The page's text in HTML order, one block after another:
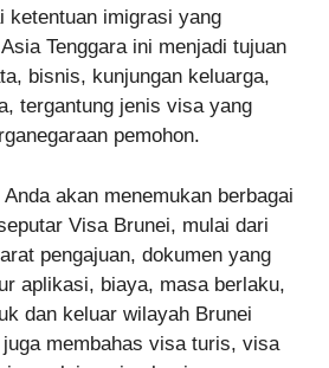
ketentuan imigrasi yang
Tenggara ini menjadi tujuan
bisnis, kunjungan keluarga,
tergantung jenis visa yang
pemohon.
akan menemukan berbagai
Visa Brunei, mulai dari
pengajuan, dokumen yang
aplikasi, biaya, masa berlaku,
dan keluar wilayah Brunei
membahas visa turis, visa